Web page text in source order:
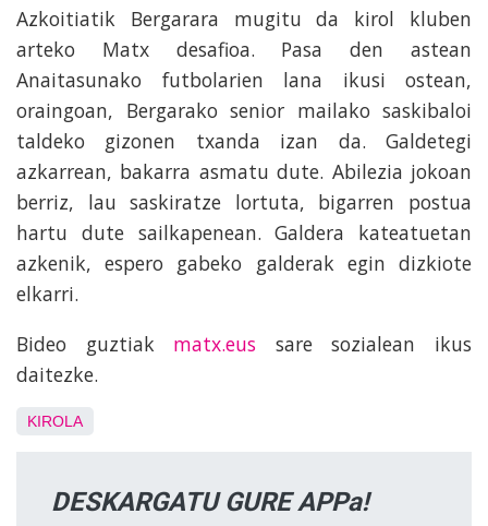
Azkoitiatik Bergarara mugitu da kirol kluben
arteko Matx desafioa. Pasa den astean
Anaitasunako futbolarien lana ikusi ostean,
oraingoan, Bergarako senior mailako saskibaloi
taldeko gizonen txanda izan da. Galdetegi
azkarrean, bakarra asmatu dute. Abilezia jokoan
berriz, lau saskiratze lortuta, bigarren postua
hartu dute sailkapenean. Galdera kateatuetan
azkenik, espero gabeko galderak egin dizkiote
elkarri.
Bideo guztiak matx.eus sare sozialean ikus
daitezke.
KIROLA
DESKARGATU GURE APPa!